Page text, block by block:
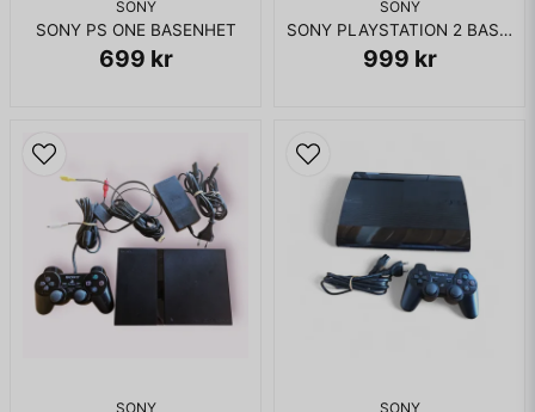
SONY
SONY PS ONE BASENHET
699 kr
SONY
SONY PLAYSTATION 2 BASENHET CHIPPAD 1ST GENERATION
999 kr
SONY SONY